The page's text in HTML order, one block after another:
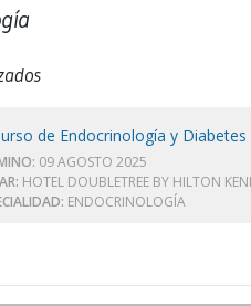
de Endocrinología y
09 AGOSTO 2025
HOTEL DOUBLETREE BY HILTON
ENDOCRINOLOGÍA